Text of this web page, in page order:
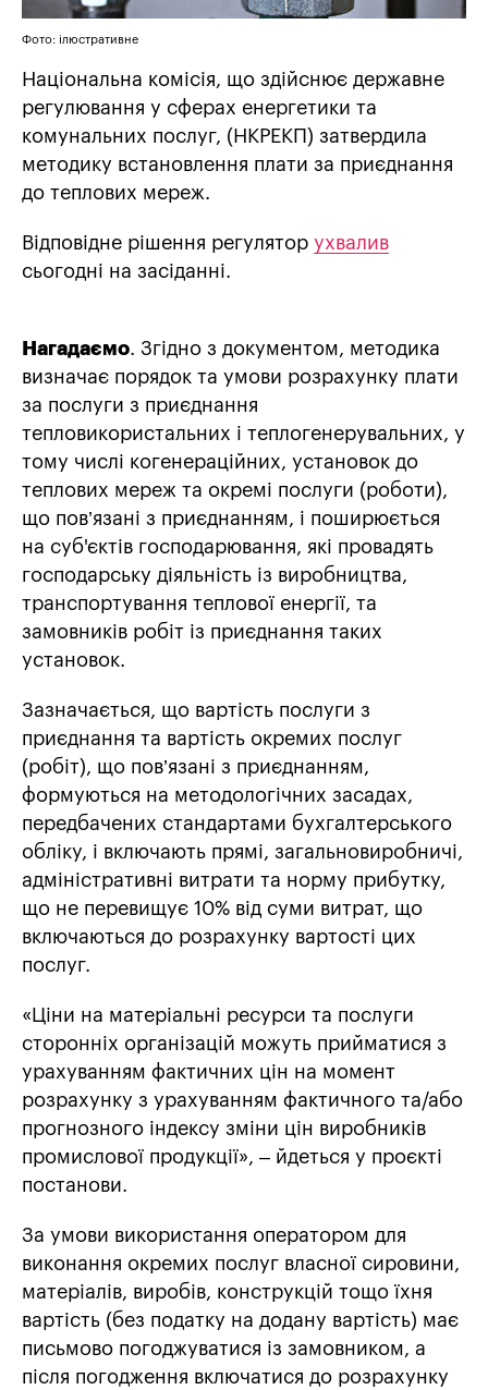
Фото: ілюстративне
Національна комісія, що здійснює державне
регулювання у сферах енергетики та
комунальних послуг, (НКРЕКП) затвердила
методику встановлення плати за приєднання
до теплових мереж.
Відповідне рішення регулятор ухвалив
сьогодні на засіданні.
Нагадаємо. Згідно з документом, методика
визначає порядок та умови розрахунку плати
за послуги з приєднання
тепловикористальних і теплогенерувальних, у
тому числі когенераційних, установок до
теплових мереж та окремі послуги (роботи),
що пов’язані з приєднанням, і поширюється
на суб'єктів господарювання, які провадять
господарську діяльність із виробництва,
транспортування теплової енергії, та
замовників робіт із приєднання таких
установок.
Зазначається, що вартість послуги з
приєднання та вартість окремих послуг
(робіт), що пов’язані з приєднанням,
формуються на методологічних засадах,
передбачених стандартами бухгалтерського
обліку, і включають прямі, загальновиробничі,
адміністративні витрати та норму прибутку,
що не перевищує 10% від суми витрат, що
включаються до розрахунку вартості цих
послуг.
«Ціни на матеріальні ресурси та послуги
сторонніх організацій можуть прийматися з
урахуванням фактичних цін на момент
розрахунку з урахуванням фактичного та/або
прогнозного індексу зміни цін виробників
промислової продукції», – йдеться у проєкті
постанови.
За умови використання оператором для
виконання окремих послуг власної сировини,
матеріалів, виробів, конструкцій тощо їхня
вартість (без податку на додану вартість) має
письмово погоджуватися із замовником, а
після погодження включатися до розрахунку